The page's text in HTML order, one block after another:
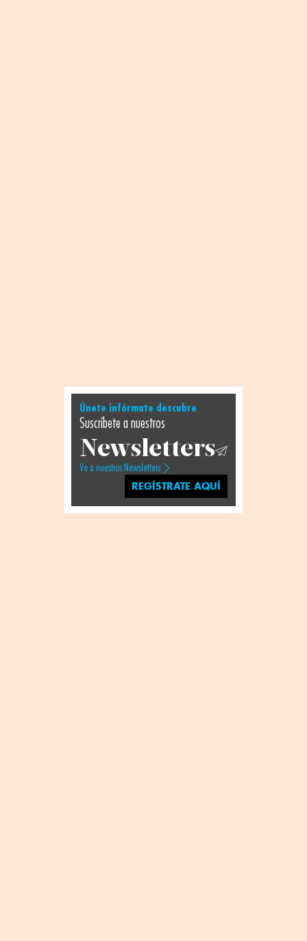
Únete infórmate descubre
Suscríbete a nuestros
Newsletters
Ve a nuestros Newsletters
REGÍSTRATE AQUÍ